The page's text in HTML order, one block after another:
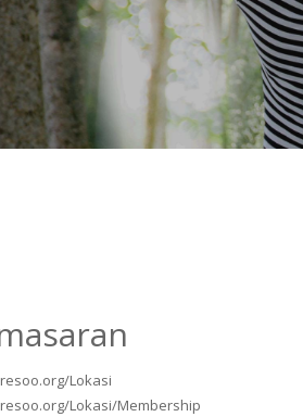
Lokasi
Lokasi/Membership